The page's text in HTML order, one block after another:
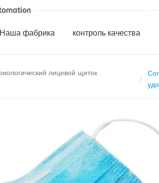
Наша фабрика контроль качества
лицевой щиток